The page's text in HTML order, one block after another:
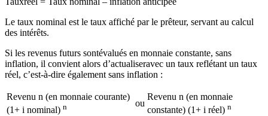
Le taux nominal est le taux affiché par le prêteur, servant au calcul
des intérêts.
Si les revenus futurs sontévalués en monnaie constante, sans
inflation, il convient alors d’actualiseravec un taux reflétant un taux
réel, c’est-à-dire également sans inflation :
Revenu n (en monnaie courante)
(1+ i nominal) n ou
Revenu n (en monnaie
constante) (1+ i réel) n